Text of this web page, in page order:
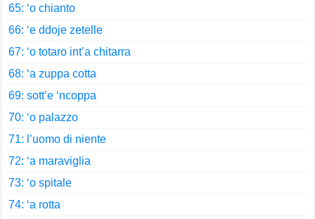
65: ‘o chianto
66: ‘e ddoje zetelle
67: ‘o totaro int’a chitarra
68: ‘a zuppa cotta
69: sott’e ‘ncoppa
70: ‘o palazzo
71: l’uomo di niente
72: ‘a maraviglia
73: ‘o spitale
74: ‘a rotta